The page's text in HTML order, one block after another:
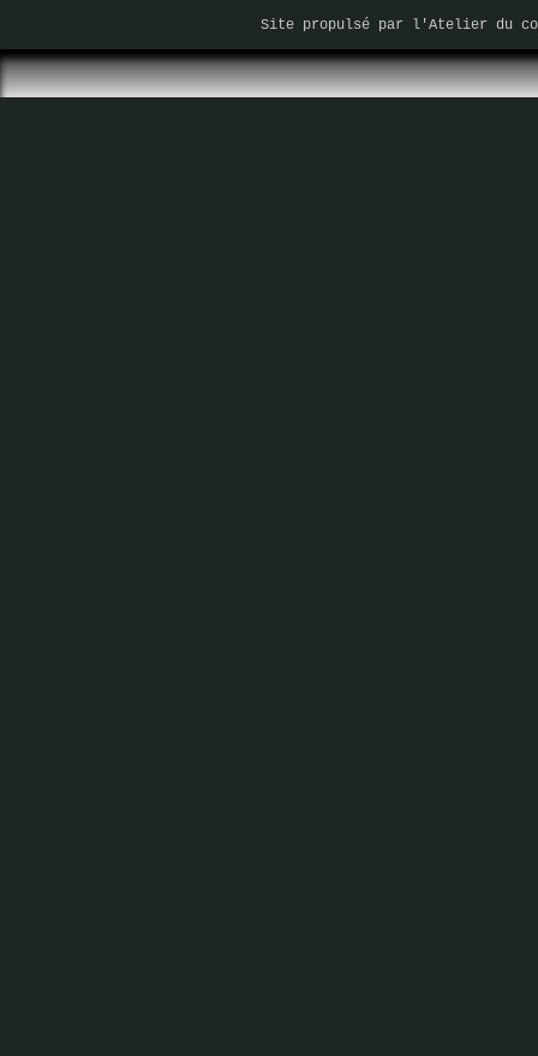
Site propulsé par l'Atelier du